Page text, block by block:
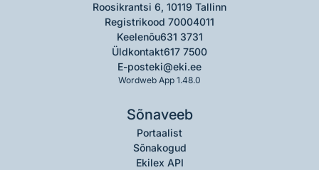
Roosikrantsi 6, 10119 Tallinn
Registrikood 70004011
Keelenõu631 3731
Üldkontakt617 7500
E-posteki@eki.ee
Wordweb App 1.48.0
Sõnaveeb
Portaalist
Sõnakogud
Ekilex API